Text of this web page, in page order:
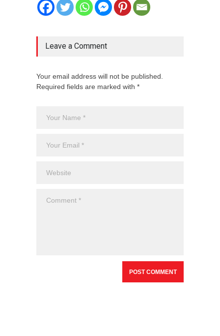
Leave a Comment
Your email address will not be published.
Required fields are marked with *